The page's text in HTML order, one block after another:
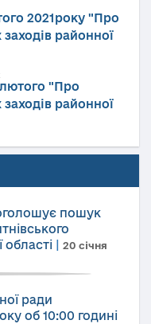
2021року "Про
районної
"Про
районної
пошук
області
20 січня
ради
об 10:00 годині